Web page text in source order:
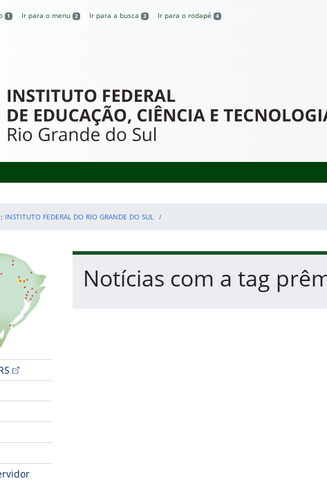
1 Ir para o menu 2 Ir para a busca 3 Ir para o rodapé 4
Federal do Rio
INSTITUTO FEDERAL DO RIO GRANDE DO SUL
Início do conteúdo
Notícias com a tag